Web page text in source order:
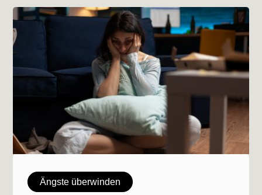
Ängste überwinden